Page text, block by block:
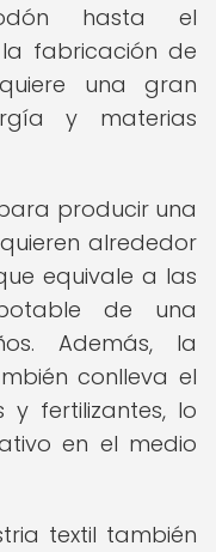
hasta el
fabricación de
una gran
y materias
producir una
alrededor
equivale a las
de una
Además, la
conlleva el
y fertilizantes, lo
en el medio
textil también